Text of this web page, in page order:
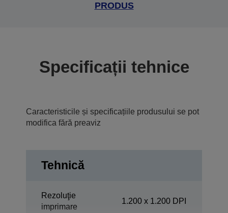
PRODUS
Specificații tehnice
Caracteristicile și specificațiile produsului se pot
modifica fără preaviz
Tehnică
Rezoluţie
imprimare
1.200 x 1.200 DPI